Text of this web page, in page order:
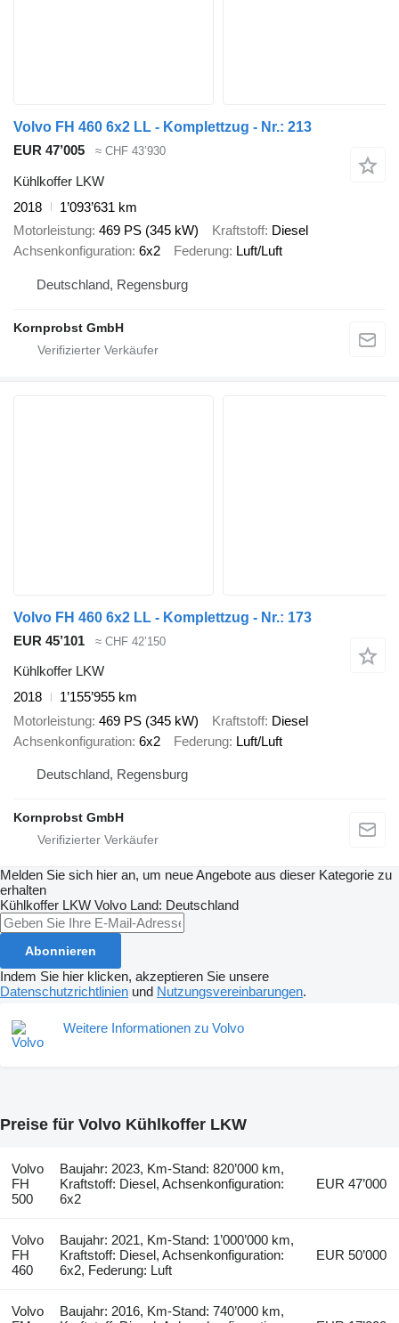
Volvo FH 460 6x2 LL - Komplettzug - Nr.: 213
EUR 47’005
≈ CHF 43’930
Kühlkoffer LKW
2018
1’093’631 km
Motorleistung 469 PS (345 kW) Kraftstoff Diesel
Achsenkonfiguration 6x2 Federung Luft/Luft
Deutschland, Regensburg
Kornprobst GmbH
Volvo FH 460 6x2 LL - Komplettzug - Nr.: 173
EUR 45’101
≈ CHF 42’150
Kühlkoffer LKW
2018
1’155’955 km
Motorleistung 469 PS (345 kW) Kraftstoff Diesel
Achsenkonfiguration 6x2 Federung Luft/Luft
Deutschland, Regensburg
Kornprobst GmbH
Melden Sie sich hier an, um neue Angebote aus dieser Kategorie zu
erhalten
Kühlkoffer LKW Volvo Land: Deutschland
Abonnieren
Indem Sie hier klicken, akzeptieren Sie unsere
Datenschutzrichtlinien und Nutzungsvereinbarungen.
Weitere Informationen zu Volvo
Preise für Volvo Kühlkoffer LKW
Volvo
FH
500
Baujahr: 2023, Km-Stand: 820’000 km,
Kraftstoff: Diesel, Achsenkonfiguration:
6x2
EUR 47’000
Volvo
FH
460
Baujahr: 2021, Km-Stand: 1’000’000 km,
Kraftstoff: Diesel, Achsenkonfiguration:
6x2, Federung: Luft
EUR 50’000
Volvo
Baujahr: 2016, Km-Stand: 740’000 km,